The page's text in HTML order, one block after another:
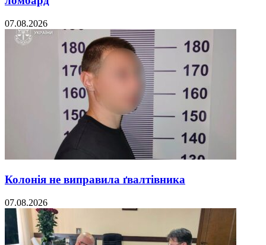
07.08.2026
Колонія не виправила ґвалтівника
07.08.2026